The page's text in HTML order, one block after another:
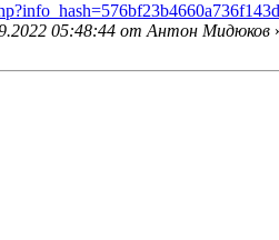
05:48:44 от Антон Мидюков